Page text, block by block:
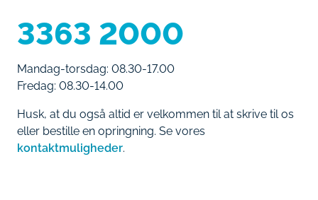
3363 2000
Mandag-torsdag: 08.30-17.00
Fredag: 08.30-14.00
Husk, at du også altid er velkommen til at skrive til os
eller bestille en opringning. Se vores
kontaktmuligheder.